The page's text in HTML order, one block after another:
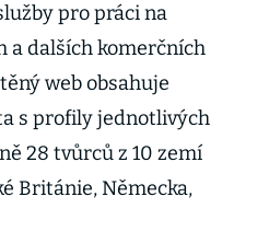
pro práci na
a dalších komerčních
web obsahuje
s profily jednotlivých
28 tvůrců z 10 zemí
Británie, Německa,